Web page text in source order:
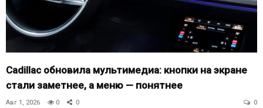
Cadillac обновила мультимедиа: кнопки на экране
стали заметнее, а меню — понятнее
Авг 1, 2026 0 0 0